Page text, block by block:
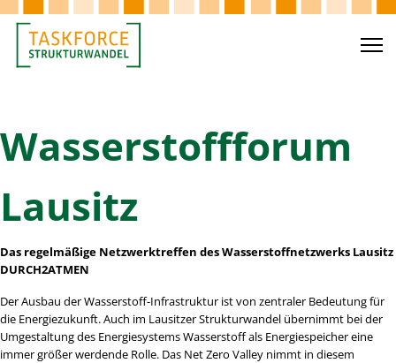
Wasserstoffforum
Lausitz
Das regelmäßige Netzwerktreffen des Wasserstoffnetzwerks Lausitz
DURCH2ATMEN
Der Ausbau der Wasserstoff-Infrastruktur ist von zentraler Bedeutung für
die Energiezukunft. Auch im Lausitzer Strukturwandel übernimmt bei der
Umgestaltung des Energiesystems Wasserstoff als Energiespeicher eine
immer größer werdende Rolle. Das Net Zero Valley nimmt in diesem